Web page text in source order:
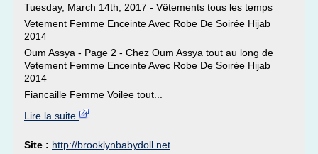
Tuesday, March 14th, 2017 - Vêtements tous les temps
Vetement Femme Enceinte Avec Robe De Soirée Hijab
2014
Oum Assya - Page 2 - Chez Oum Assya tout au long de
Vetement Femme Enceinte Avec Robe De Soirée Hijab
2014
Fiancaille Femme Voilee tout...
Lire la suite
Site : http://brooklynbabydoll.net